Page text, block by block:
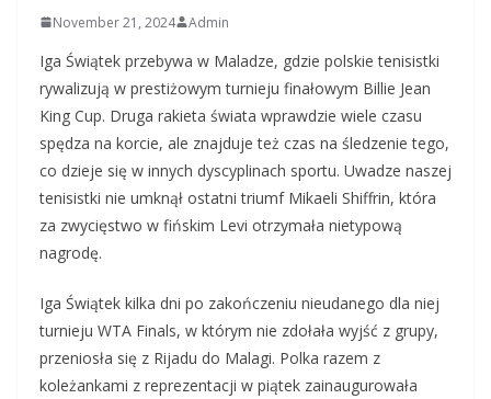
November 21, 2024 Admin
Iga Świątek przebywa w Maladze, gdzie polskie tenisistki
rywalizują w prestiżowym turnieju finałowym Billie Jean
King Cup. Druga rakieta świata wprawdzie wiele czasu
spędza na korcie, ale znajduje też czas na śledzenie tego,
co dzieje się w innych dyscyplinach sportu. Uwadze naszej
tenisistki nie umknął ostatni triumf Mikaeli Shiffrin, która
za zwycięstwo w fińskim Levi otrzymała nietypową
nagrodę.
Iga Świątek kilka dni po zakończeniu nieudanego dla niej
turnieju WTA Finals, w którym nie zdołała wyjść z grupy,
przeniosła się z Rijadu do Malagi. Polka razem z
koleżankami z reprezentacji w piątek zainaugurowała